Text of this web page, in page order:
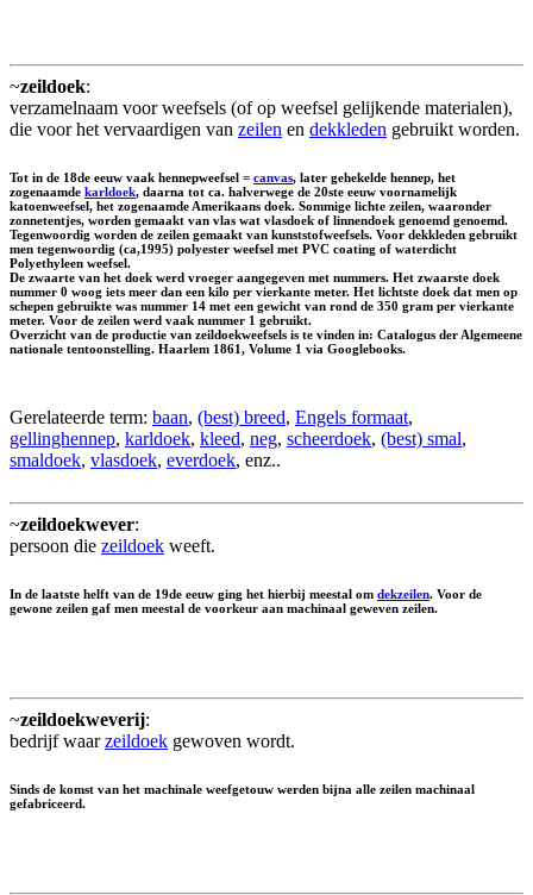
~zeildoek:
verzamelnaam voor weefsels (of op weefsel gelijkende materialen),
die voor het vervaardigen van zeilen en dekkleden gebruikt worden.
Tot in de 18de eeuw vaak hennepweefsel = canvas, later gehekelde hennep, het
zogenaamde karldoek, daarna tot ca. halverwege de 20ste eeuw voornamelijk
katoenweefsel, het zogenaamde Amerikaans doek. Sommige lichte zeilen, waaronder
zonnetentjes, worden gemaakt van vlas wat vlasdoek of linnendoek genoemd genoemd.
Tegenwoordig worden de zeilen gemaakt van kunststofweefsels. Voor dekkleden gebruikt
men tegenwoordig (ca,1995) polyester weefsel met PVC coating of waterdicht
Polyethyleen weefsel.
De zwaarte van het doek werd vroeger aangegeven met nummers. Het zwaarste doek
nummer 0 woog iets meer dan een kilo per vierkante meter. Het lichtste doek dat men op
schepen gebruikte was nummer 14 met een gewicht van rond de 350 gram per vierkante
meter. Voor de zeilen werd vaak nummer 1 gebruikt.
Overzicht van de productie van zeildoekweefsels is te vinden in: Catalogus der Algemeene
nationale tentoonstelling. Haarlem 1861, Volume 1 via Googlebooks.
Gerelateerde term: baan, (best) breed, Engels formaat,
gellinghennep, karldoek, kleed, neg, scheerdoek, (best) smal,
smaldoek, vlasdoek, everdoek, enz..
~zeildoekwever:
persoon die zeildoek weeft.
In de laatste helft van de 19de eeuw ging het hierbij meestal om dekzeilen. Voor de
gewone zeilen gaf men meestal de voorkeur aan machinaal geweven zeilen.
~zeildoekweverij:
bedrijf waarzeildoek gewoven wordt.
Sinds de komst van het machinale weefgetouw werden bijna alle zeilen machinaal
gefabriceerd.